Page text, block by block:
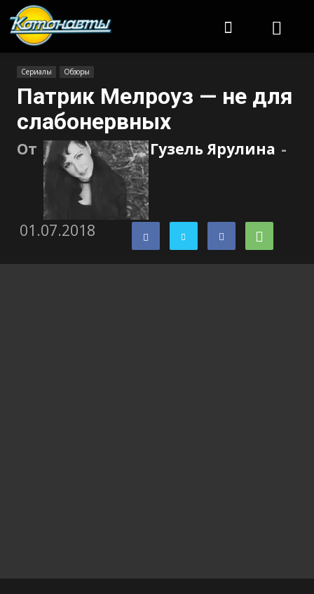
Сериалы Обзоры
Патрик Мелроуз — не для
слабонервных
От Гузель Ярулина -
01.07.2018